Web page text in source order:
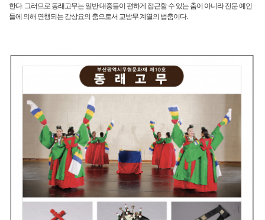
한다. 그러므로 동래고무는 일반 대중들이 편하게 접근할 수 있는 춤이 아니라 전문 예인
들에 의해 연행되는 감상요의 춤으로서 교방무 계열의 법춤이다.